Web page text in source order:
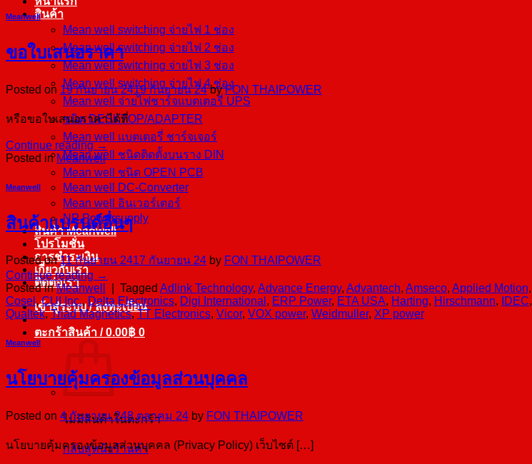
สินค้า
Mean well switching จ่ายไฟ 1 ช่อง
Mean well switching จ่ายไฟ 2 ช่อง
Mean well switching จ่ายไฟ 3 ช่อง
Mean well switching จ่ายไฟ 4 ช่อง
Mean well จ่ายไฟชาร์จแบตเตอรี่ UPS
ชนิด DESKTOP/ADAPTER
Mean well แบตเตอรี่ ชาร์จเจอร์
Mean well ชนิดติดตั้งบนราง DIN
Mean well ชนิด OPEN PCB
Mean well DC-Converter
Mean well อินเวอร์เตอร์
NP Powersupply
สินค้า Meanwell
โปรโมชั่น
การชำระเงิน
เกี่ยวกับเรา
ติดต่อเรา
เข้าสู่ระบบ / ลงทะเบียน
ตะกร้าสินค้า /0.00฿ 0
ไม่มีสินค้าในตะกร้า
กลับสู่หน้าร้านค้า
Meanwell
ขอใบเสนอราคา
Posted on 19 กันยายน 2419 กันยายน 24 byFON THAIPOWER
หรือขอใบเสนอราคาได้ที่
Continue reading→
Posted inMeanwell
Meanwell
สินค้าแบรนด์อื่นๆ
Posted on11 กันยายน 2417 กันยายน 24 by FON THAIPOWER
Continue reading →
Posted inMeanwell Tagged Adlink Technology, Advance Energy, Advantech, Amseco, Applied Motion,
Cosel,CUI Inc., Delta Electronics, Digi International , ERP Power, ETA USA, Harting, Hirschmann, IDEC,
Qualtek,Triad Magnetics,TT Electronics, Vicor, VOX power, Weidmuller, XP power
Meanwell
นโยบายคุ้มครองข้อมูลส่วนบุคคล
Posted on 4 กันยายน 248 ตุลาคม 24 by FON THAIPOWER
นโยบายคุ้มครองข้อมูลส่วนบุคคล (Privacy Policy) เว็บไซต์ […]